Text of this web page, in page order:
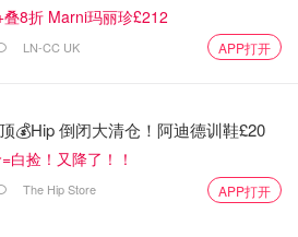
叠8折 Marni玛丽珍£212
LN-CC UK APP打开
💰Hip 倒闭大清仓！阿迪德训鞋£20
白捡！又降了！！
The Hip Store APP打开